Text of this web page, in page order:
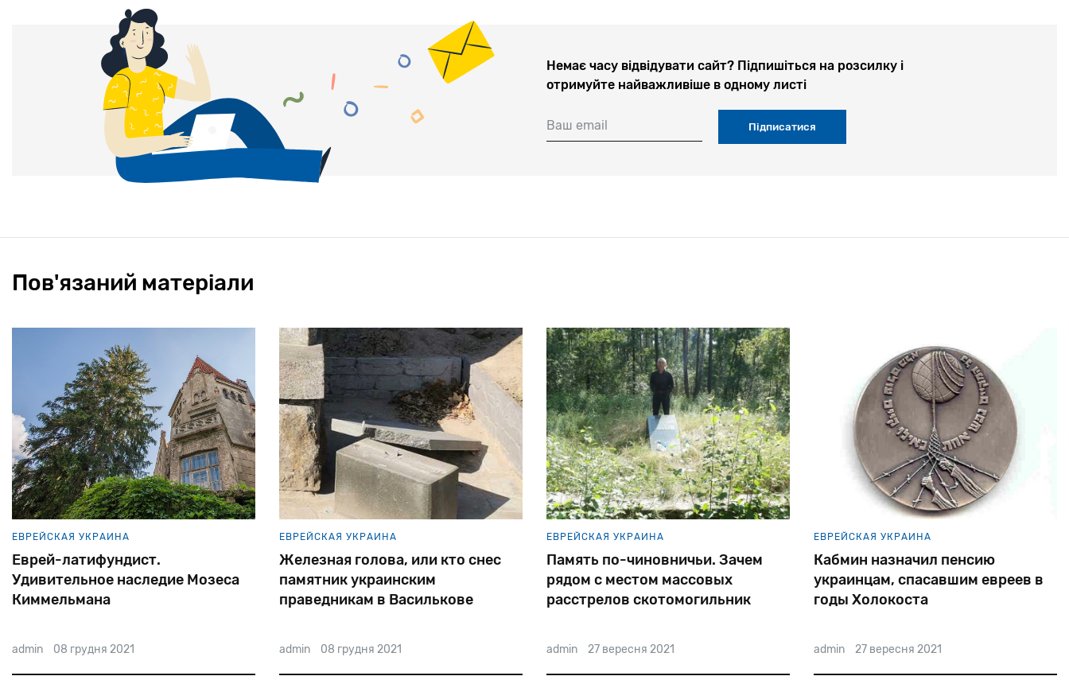
Немає часу відвідувати сайт? Підпишіться на розсилку і
отримуйте найважливіше в одному листі
Ваш email
Пов'язаний матеріали
ЕВРЕЙСКАЯ УКРАИНА
Еврей-латифундист.
Удивительное наследие Мозеса
Киммельмана
admin 08 грудня 2021
ЕВРЕЙСКАЯ УКРАИНА
Железная голова, или кто снес
памятник украинским
праведникам в Василькове
admin 08 грудня 2021
ЕВРЕЙСКАЯ УКРАИНА
Память по-чиновничьи. Зачем
рядом с местом массовых
расстрелов скотомогильник
admin 27 вересня 2021
ЕВРЕЙСКАЯ УКРАИНА
Кабмин назначил пенсию
украинцам, спасавшим евреев в
годы Холокоста
admin 27 вересня 2021